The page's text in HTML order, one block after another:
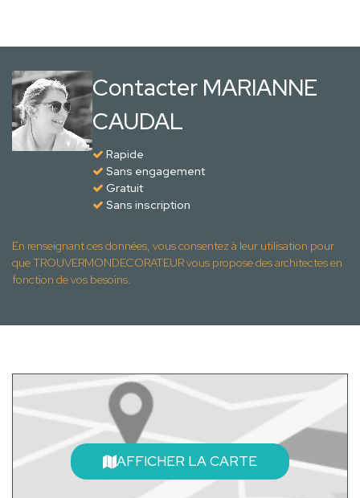
Contacter MARIANNE
CAUDAL
Rapide
Sans engagement
Gratuit
Sans inscription
En renseignant ces données, vous consentez à leur utilisation pour
que TROUVERMONDECORATEUR vous propose des architectes en
fonction de vos besoins.
AFFICHER LA CARTE